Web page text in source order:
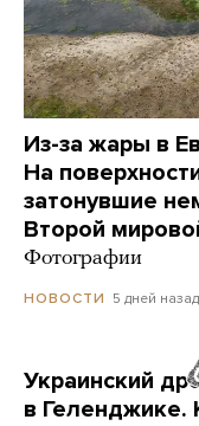
Из-за жары в
На
затонувшие
Второй
Фотографии
НОВОСТИ 5 дней назад
Украинский
в Геленджике.